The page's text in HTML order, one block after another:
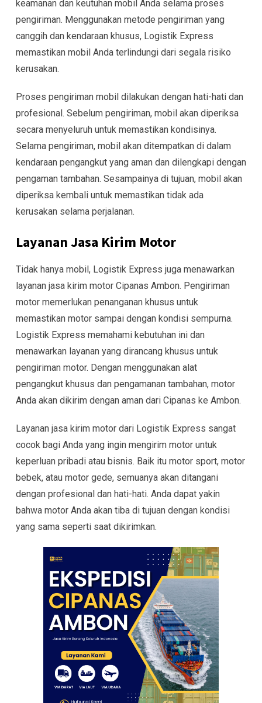
keamanan dan keutuhan mobil Anda selama proses
pengiriman. Menggunakan metode pengiriman yang
canggih dan kendaraan khusus, Logistik Express
memastikan mobil Anda terlindungi dari segala risiko
kerusakan.
Proses pengiriman mobil dilakukan dengan hati-hati dan
profesional. Sebelum pengiriman, mobil akan diperiksa
secara menyeluruh untuk memastikan kondisinya.
Selama pengiriman, mobil akan ditempatkan di dalam
kendaraan pengangkut yang aman dan dilengkapi dengan
pengaman tambahan. Sesampainya di tujuan, mobil akan
diperiksa kembali untuk memastikan tidak ada
kerusakan selama perjalanan.
Layanan Jasa Kirim Motor
Tidak hanya mobil, Logistik Express juga menawarkan
layanan jasa kirim motor Cipanas Ambon. Pengiriman
motor memerlukan penanganan khusus untuk
memastikan motor sampai dengan kondisi sempurna.
Logistik Express memahami kebutuhan ini dan
menawarkan layanan yang dirancang khusus untuk
pengiriman motor. Dengan menggunakan alat
pengangkut khusus dan pengamanan tambahan, motor
Anda akan dikirim dengan aman dari Cipanas ke Ambon.
Layanan jasa kirim motor dari Logistik Express sangat
cocok bagi Anda yang ingin mengirim motor untuk
keperluan pribadi atau bisnis. Baik itu motor sport, motor
bebek, atau motor gede, semuanya akan ditangani
dengan profesional dan hati-hati. Anda dapat yakin
bahwa motor Anda akan tiba di tujuan dengan kondisi
yang sama seperti saat dikirimkan.